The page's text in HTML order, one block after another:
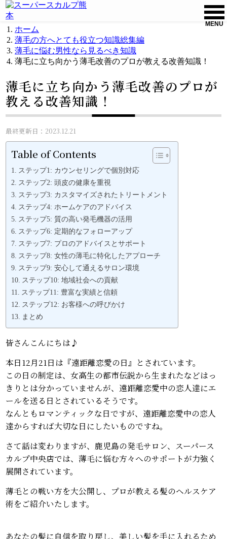
MENU
ホーム
薄毛の方へとても役立つ知識総集編
薄毛に悩む男性なら見るべき知識
薄毛に立ち向かう薄毛改善のプロが教える改善知識！
薄毛に立ち向かう薄毛改善のプロが
教える改善知識！
最終更新日：2023.12.21
Table of Contents
ステップ1: カウンセリングで個別対応
ステップ2: 頭皮の健康を重視
ステップ3: カスタマイズされたトリートメント
ステップ4: ホームケアのアドバイス
ステップ5: 質の高い発毛機器の活用
ステップ6: 定期的なフォローアップ
ステップ7: プロのアドバイスとサポート
ステップ8: 女性の薄毛に特化したアプローチ
ステップ9: 安心して通えるサロン環境
ステップ10: 地域社会への貢献
ステップ11: 豊富な実績と信頼
ステップ12: お客様への呼びかけ
まとめ
皆さんこんにちは♪
本日12月21日は『遠距離恋愛の日』とされています。
この日の制定は、女高生の都市伝説から生まれたなどはっ
きりとは分かっていませんが、遠距離恋愛中の恋人達にエ
ールを送る日とされているそうです。
なんともロマンティックな日ですが、遠距離恋愛中の恋人
達からすれば大切な日にしたいものですね。
さて話は変わりますが、鹿児島の発毛サロン、スーパース
カルプ中央店では、薄毛に悩む方々へのサポートが力強く
展開されています。
薄毛との戦い方を大公開し、プロが教える髪のヘルスケア
術をご紹介いたします。
あなたの髪に自信を取り戻し、美しい髪を手に入れるため